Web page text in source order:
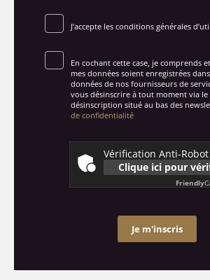
J’accepte les conditions générales
En cochant cette case, je comprends
mes données soient enregistrées
données de nos fournisseurs de
vous désinscrire à tout moment via le
désinscription situé au bas des
de confidentialité
Vérification Anti-Robot
Clique ici pour
Friendly
Je m'inscris